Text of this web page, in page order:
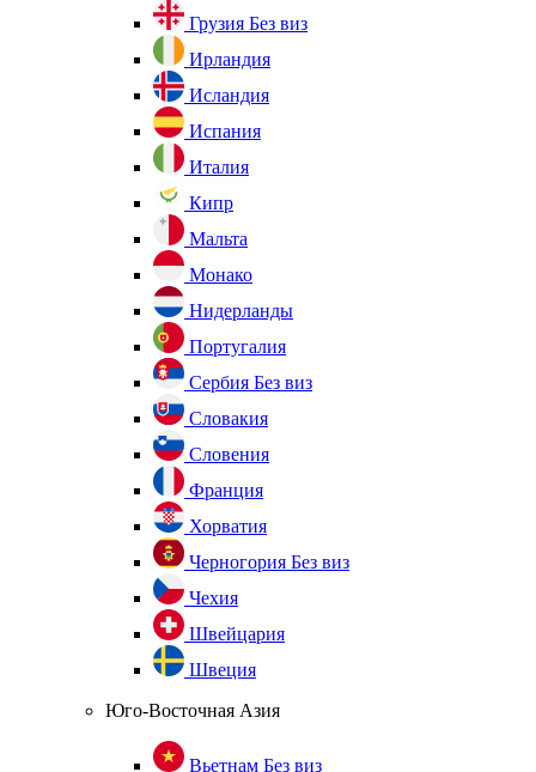
Грузия Без виз
Ирландия
Исландия
Испания
Италия
Кипр
Мальта
Монако
Нидерланды
Португалия
Сербия Без виз
Словакия
Словения
Франция
Хорватия
Черногория Без виз
Чехия
Швейцария
Швеция
Юго-Восточная Азия
Вьетнам Без виз